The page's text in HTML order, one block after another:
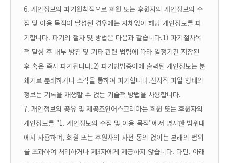
6. 개인정보의 파기원칙적으로 회원 또는 후원자의 개인정보의 수
집 및 이용 목적이 달성된 경우에는 지체없이 해당 개인정보를 파
기합니다. 파기의 절차 및 방법은 다음과 같습니다.1) 파기절차목
적 달성 후 내부 방침 및 기타 관련 법령에 따라 일정기간 저장된
후 혹은 즉시 파기됩니다.2) 파기방법종이에 출력된 개인정보는 분
쇄기로 분쇄하거나 소각을 통하여 파기합니다.전자적 파일 형태의
정보는 기록을 재생할 수 없는 기술적 방법을 사용합니다.
7. 개인정보의 공유 및 제공조인어스코리아는 회원 또는 후원자의
개인정보를 "1. 개인정보의 수집 및 이용 목적"에서 명시한 범위내
에서 사용하며, 회원 또는 후원자의 사전 동의 없이는 본래의 범위
를 초과하여 처리하거나 제3자에게 제공하지 않습니다. 다만, 아래